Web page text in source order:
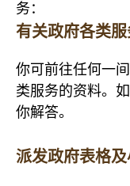
务：
有关政府各类
你可前往任何一
类服务的资料。
你解答。
派发政府表格